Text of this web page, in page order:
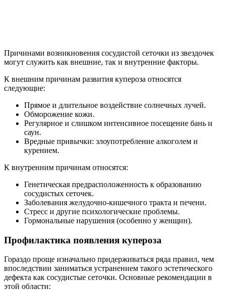
Причинами возникновения сосудистой сеточки из звездочек
могут служить как внешние, так и внутренние факторы.
К внешним причинам развития купероза относятся
следующие:
Прямое и длительное воздействие солнечных лучей.
Обморожение кожи.
Регулярное и слишком интенсивное посещение бань и
саун.
Вредные привычки: злоупотребление алкоголем и
курением.
К внутренним причинам относятся:
Генетическая предрасположенность к образованию
сосудистых сеточек.
Заболевания желудочно-кишечного тракта и печени.
Стресс и другие психологические проблемы.
Гормональные нарушения (особенно у женщин).
Профилактика появления купероза
Гораздо проще изначально придерживаться ряда правил, чем
впоследствии заниматься устранением такого эстетического
дефекта как сосудистые сеточки. Основные рекомендации в
этой области: